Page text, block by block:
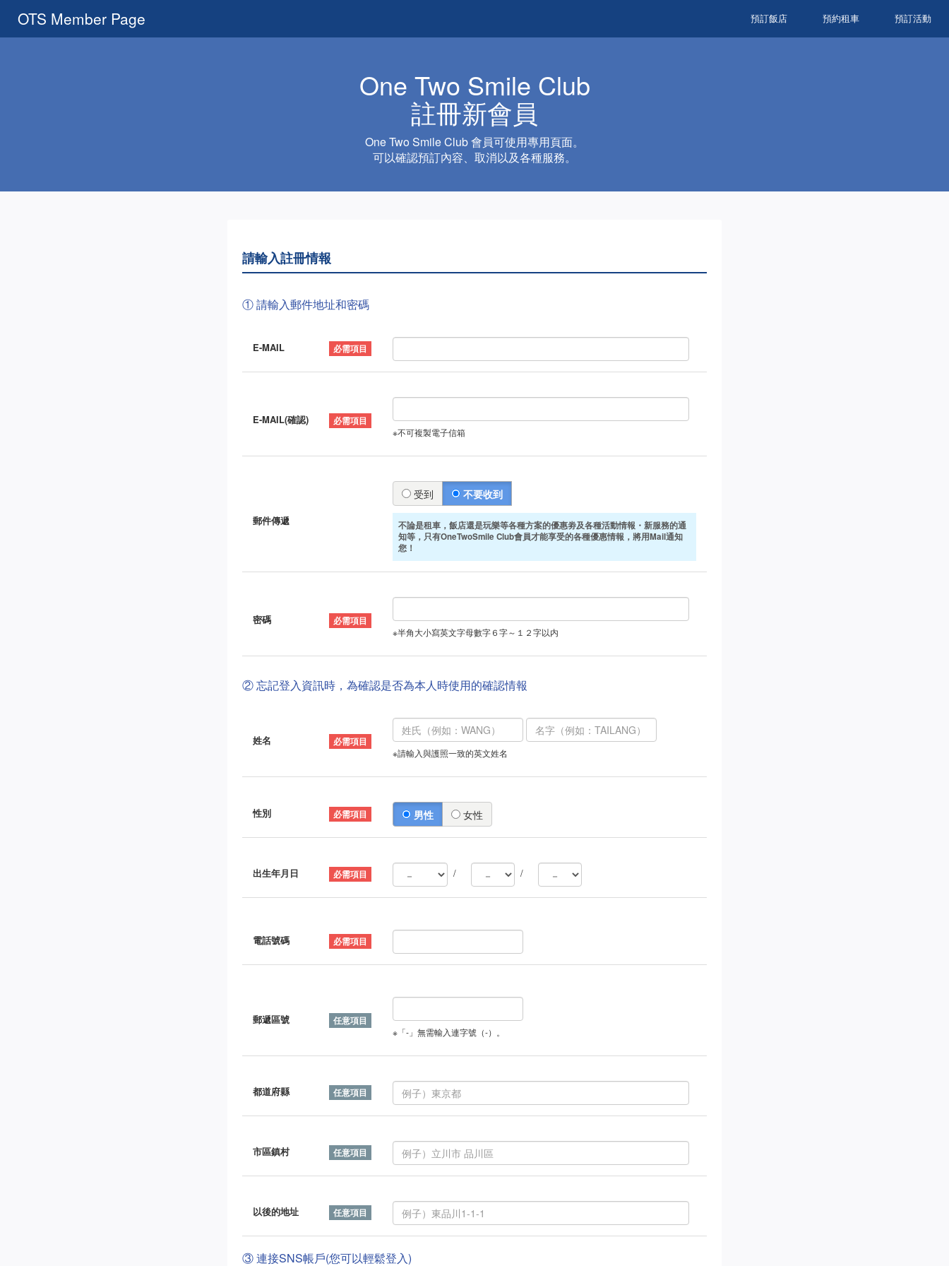
OTS Member Page 預訂活動
預約租車
預訂飯店
One Two Smile Club
註冊新會員
One Two Smile Club 會員可使用專用頁面。
可以確認預訂內容、取消以及各種服務。
請輸入註冊情報
① 請輸入郵件地址和密碼
E-MAIL
E-MAIL(確認)
※不可複製電子信箱
郵件傳遞
受到 不要收到
不論是租車，飯店還是玩樂等各種方案的優惠劵及各種活動情報・新服務的通
知等，只有OneTwoSmile Club會員才能享受的各種優惠情報，將用Mail通知
您！
密碼
※半角大小寫英文字母數字６字～１２字以内
② 忘記登入資訊時，為確認是否為本人時使用的確認情報
姓名
※請輸入與護照一致的英文姓名
性別 男性 女性
出生年月日 / /
電話號碼
郵遞區號
※「-」無需輸入連字號（-）。
都道府縣
市區鎮村
以後的地址
③ 連接SNS帳戶(您可以輕鬆登入)